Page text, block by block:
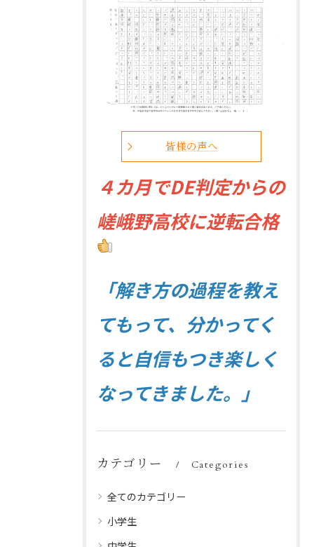
皆様の声へ
４カ月でDE判定からの
嵯峨野高校に逆転合格
「解き方の過程を教え
てもって、分かってく
ると自信もつき楽しく
なってきました。」
カテゴリー Categories
全てのカテゴリー
小学生